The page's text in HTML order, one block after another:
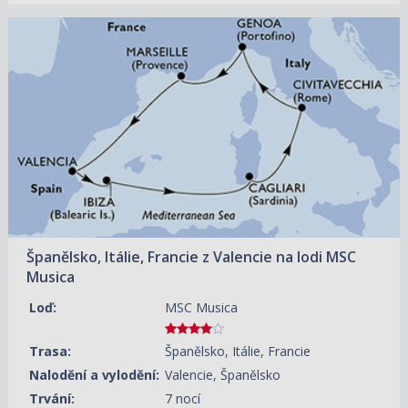
Španělsko, Itálie, Francie z Valencie na lodi MSC
Musica
Loď: MSC Musica
Trasa:
Španělsko, Itálie, Francie
Nalodění a vylodění: Valencie, Španělsko
Trvání:
7 nocí
ZOBRAZIT DETAIL
13.08.2026 – 20.08.2026
30 470 KČ/OS.
(1 259 €)
ZOBRAZIT DETAIL
20.08.2026 – 27.08.2026
30 950 KČ/OS.
(1 279 €)
ZOBRAZIT DETAIL
27.08.2026 – 03.09.2026
21 510 KČ/OS.
(889 €)
ZOBRAZIT DETAIL
03.09.2026 – 10.09.2026
23 930 KČ/OS.
(989 €)